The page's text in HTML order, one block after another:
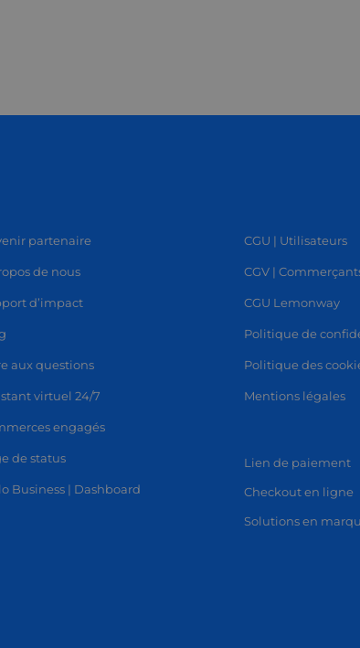
partenaire
de nous
d’impact
aux questions
virtuel 24/7
engagés
de status
Business | Dashboard
CGU | Utilisateurs
CGV |
CGU Lemonway
Politique de
Politique des
Mentions légales
Lien de paiement
Checkout en ligne
Solutions en
SHOP